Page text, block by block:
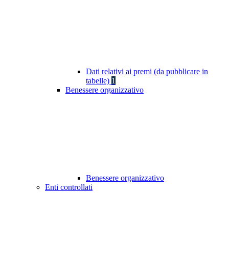
Dati relativi ai premi (da pubblicare in
tabelle) 1
Benessere organizzativo
Benessere organizzativo
Enti controllati